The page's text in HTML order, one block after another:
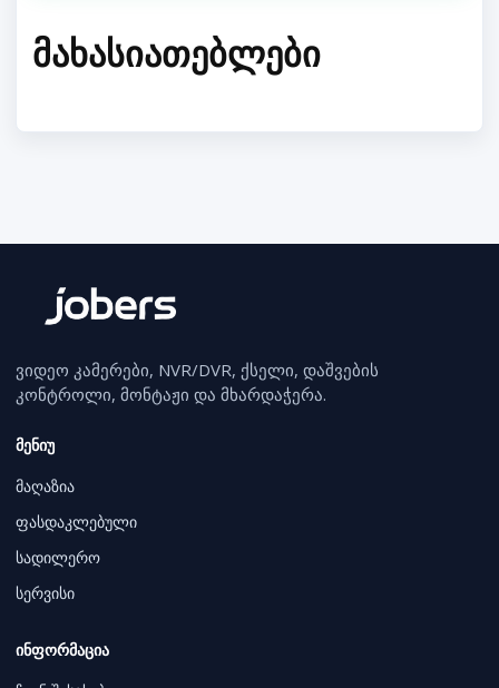
ᲛᲐᲮᲐᲡᲘᲐᲗᲔᲑᲚᲔᲑᲘ
ვიდეო კამერები, NVR/DVR, ქსელი, დაშვების
კონტროლი, მონტაჟი და მხარდაჭერა.
მენიუ
მაღაზია
ფასდაკლებული
სადილერო
სერვისი
ინფორმაცია